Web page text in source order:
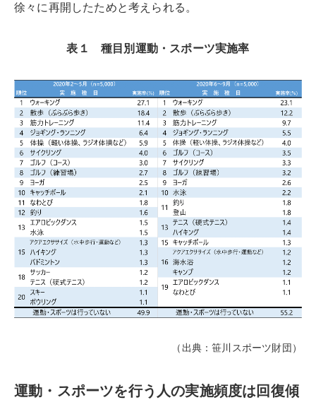
徐々に再開したためと考えられる。
表１ 種目別運動・スポーツ実施率
（出典：笹川スポーツ財団）
運動・スポーツを行う人の実施頻度は回復傾